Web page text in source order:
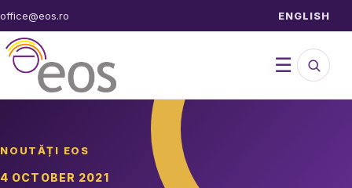
Sari
la
conținut
office@eos.ro ENGLISH
☰
meniul
Caută
în
site
NOUTĂȚI EOS
4 OCTOBER 2021